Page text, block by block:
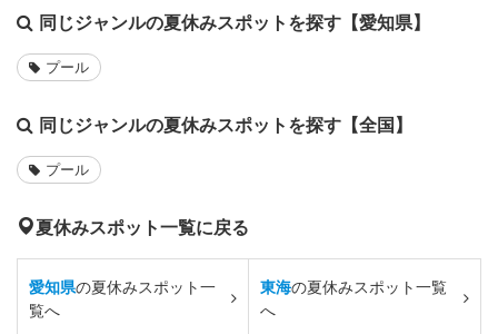
同じジャンルの夏休みスポットを探す【愛知県】
プール
同じジャンルの夏休みスポットを探す【全国】
プール
夏休みスポット一覧に戻る
愛知県の夏休みスポット一
覧へ
東海の夏休みスポット一覧
へ